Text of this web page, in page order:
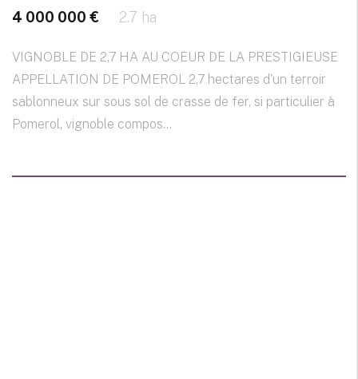
4 000 000 € 2.7 ha
VIGNOBLE DE 2,7 HA AU COEUR DE LA PRESTIGIEUSE
APPELLATION DE POMEROL 2,7 hectares d'un terroir
sablonneux sur sous sol de crasse de fer, si particulier à
Pomerol, vignoble compos...